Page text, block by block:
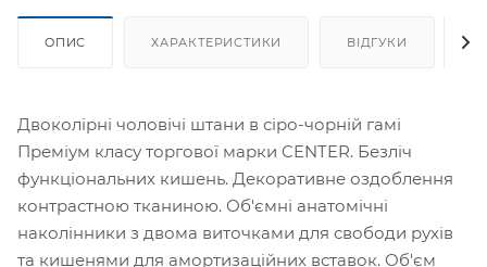
ОПИС ХАРАКТЕРИСТИКИ ВІДГУКИ
Двоколірні чоловічі штани в сіро-чорній гамі
Преміум класу торгової марки CENTER. Безліч
функціональних кишень. Декоративне оздоблення
контрастною тканиною. Об'ємні анатомічні
наколінники з двома виточками для свободи рухів
та кишенями для амортизаційних вставок. Об'єм